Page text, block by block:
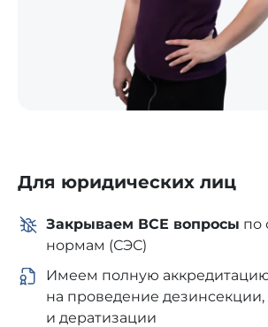
Для юридических лиц
Закрываем ВСЕ вопросы по
нормам (СЭС)
Имеем полную
на проведение
и дератизации